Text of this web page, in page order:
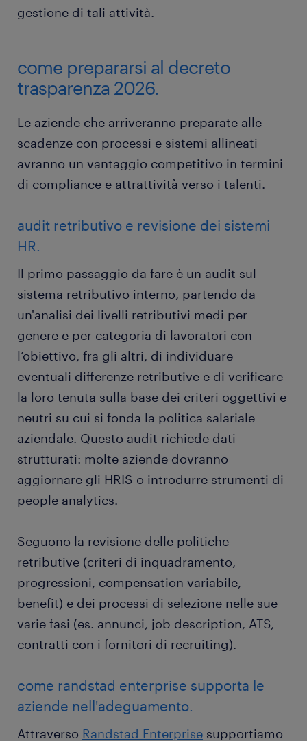
gestione di tali attività.
come prepararsi al decreto
trasparenza 2026.
Le aziende che arriveranno preparate alle
scadenze con processi e sistemi allineati
avranno un vantaggio competitivo in termini
di compliance e attrattività verso i talenti.
audit retributivo e revisione dei sistemi
HR.
Il primo passaggio da fare è un audit sul
sistema retributivo interno, partendo da
un'analisi dei livelli retributivi medi per
genere e per categoria di lavoratori con
l’obiettivo, fra gli altri, di individuare
eventuali differenze retributive e di verificare
la loro tenuta sulla base dei criteri oggettivi e
neutri su cui si fonda la politica salariale
aziendale. Questo audit richiede dati
strutturati: molte aziende dovranno
aggiornare gli HRIS o introdurre strumenti di
people analytics.
Seguono la revisione delle politiche
retributive (criteri di inquadramento,
progressioni, compensation variabile,
benefit) e dei processi di selezione nelle sue
varie fasi (es. annunci, job description, ATS,
contratti con i fornitori di recruiting).
come randstad enterprise supporta le
aziende nell'adeguamento.
Attraverso Randstad Enterprise supportiamo